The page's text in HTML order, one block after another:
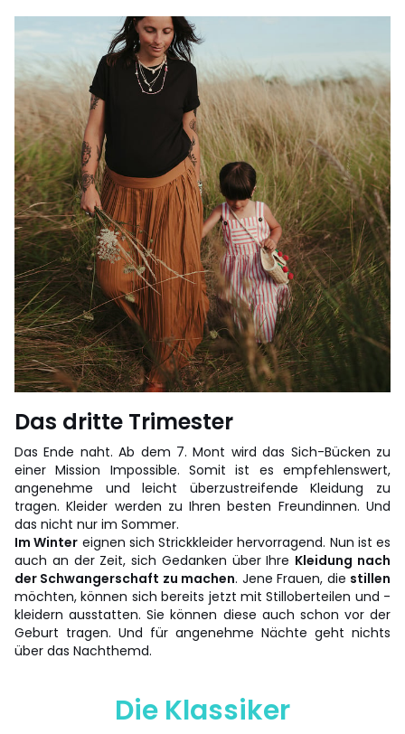
Das dritte Trimester
Das Ende naht. Ab dem 7. Mont wird das Sich-Bücken zu
einer Mission Impossible. Somit ist es empfehlenswert,
angenehme und leicht überzustreifende Kleidung zu
tragen. Kleider werden zu Ihren besten Freundinnen. Und
das nicht nur im Sommer.
Im Winter eignen sich Strickkleider hervorragend. Nun ist es
auch an der Zeit, sich Gedanken über Ihre Kleidung nach
der Schwangerschaft zu machen. Jene Frauen, die stillen
möchten, können sich bereits jetzt mit Stilloberteilen und -
kleidern ausstatten. Sie können diese auch schon vor der
Geburt tragen. Und für angenehme Nächte geht nichts
über das Nachthemd.
Die Klassiker